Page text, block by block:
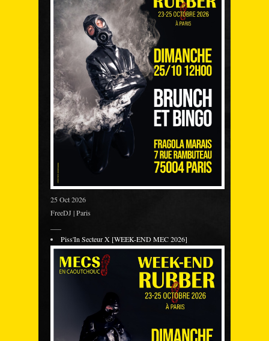
25 Oct 2026
FreeDJ | Paris
Piss'In Secteur X [WEEK-END MEC 2026]